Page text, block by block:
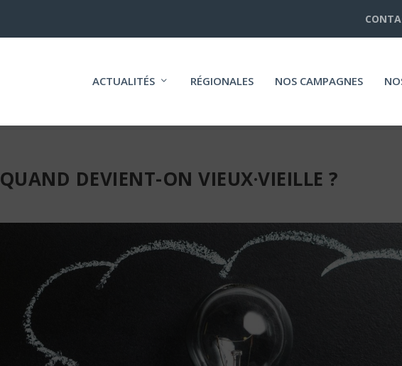
ACTUALITÉS RÉGIONALES NOS CAMPAGNES
QUAND DEVIENT-ON VIEUX·VIEILLE ?